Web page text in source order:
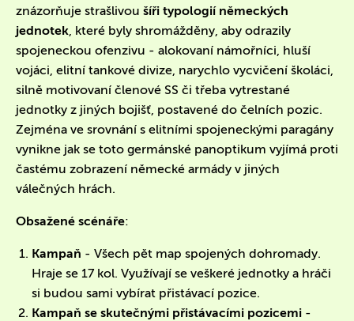
znázorňuje strašlivou šíři typologií německých
jednotek, které byly shromážděny, aby odrazily
spojeneckou ofenzivu - alokovaní námořníci, hluší
vojáci, elitní tankové divize, narychlo vycvičení školáci,
silně motivovaní členové SS či třeba vytrestané
jednotky z jiných bojišť, postavené do čelních pozic.
Zejména ve srovnání s elitními spojeneckými paragány
vynikne jak se toto germánské panoptikum vyjímá proti
častému zobrazení německé armády v jiných
válečných hrách.
Obsažené scénáře:
Kampaň - Všech pět map spojených dohromady.
Hraje se 17 kol. Využívají se veškeré jednotky a hráči
si budou sami vybírat přistávací pozice.
Kampaň se skutečnými přistávacími pozicemi -